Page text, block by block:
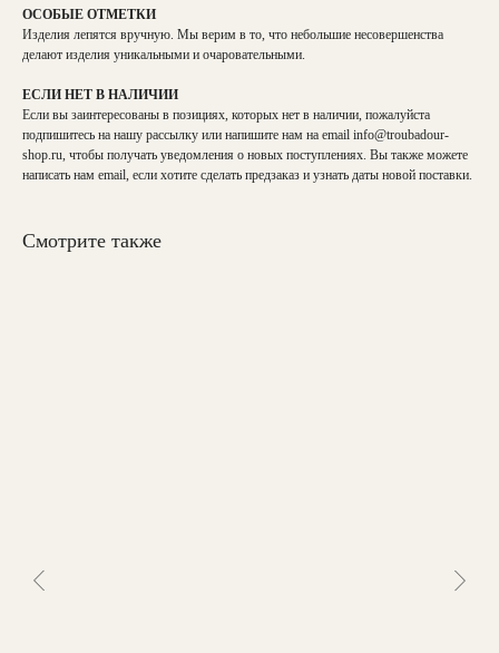
ОСОБЫЕ ОТМЕТКИ
Изделия лепятся вручную. Мы верим в то, что небольшие несовершенства
делают изделия уникальными и очаровательными.
ЕСЛИ НЕТ В НАЛИЧИИ
Если вы заинтересованы в позициях, которых нет в наличии, пожалуйста
подпишитесь на нашу рассылку или напишите нам на email info@troubadour-
shop.ru, чтобы получать уведомления о новых поступлениях. Вы также можете
написать нам email, если хотите сделать предзаказ и узнать даты новой поставки.
Смотрите также